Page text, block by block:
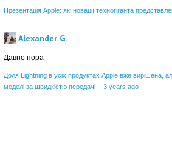
Презентація Apple: які новації техногіганта
Alexander G.
Давно пора
Доля Lightning в усіх продуктах Apple вже вирішена,
моделі за швидкістю передачі · 3 years ago